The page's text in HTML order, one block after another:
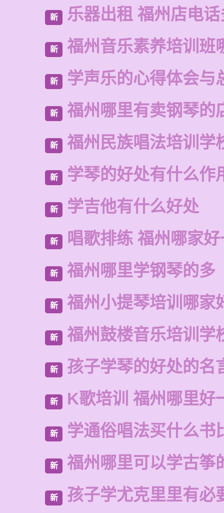
新 乐器出租 福州店电
新 福州音乐素养培训班
新 学声乐的心得体会与
新 福州哪里有卖钢琴的
新 福州民族唱法培训学
新 学琴的好处有什么作
新 学吉他有什么好处
新 唱歌排练 福州哪家
新 福州哪里学钢琴的多
新 福州小提琴培训哪家
新 福州鼓楼音乐培训学
新 孩子学琴的好处的名
新 K歌培训 福州哪里好
新 学通俗唱法买什么书
新 福州哪里可以学古筝
新 孩子学尤克里里有必